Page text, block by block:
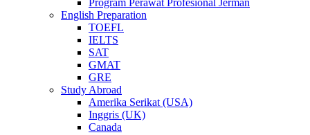
Program Perawat Profesional Jerman
English Preparation
TOEFL
IELTS
SAT
GMAT
GRE
Study Abroad
Amerika Serikat (USA)
Inggris (UK)
Canada